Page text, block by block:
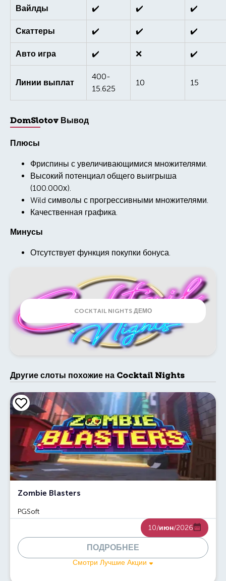
Вайлды ✔️ ✔️ ✔️
Скаттеры ✔️ ✔️ ✔️
Авто игра ✔️ ❌ ✔️
Линии выплат
400-
15.625
10 15
DomSlotov Вывод
Плюсы
Фриспины с увеличивающимися множителями.
Высокий потенциал общего выигрыша
(100.000х).
Wild символы с прогрессивными множителями.
Качественная графика.
Минусы
Отсутствует функция покупки бонуса.
COCKTAIL NIGHTS ДЕМО
Другие слоты похожие на Cocktail Nights
Zombie Blasters
PGSoft
10/июн/2026
ПОДРОБНЕЕ
Смотри Лучшие Акции